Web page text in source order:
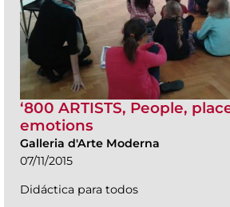
‘800 ARTISTS, People,
emotions
Galleria d'Arte Moderna
07/11/2015
Didáctica para todos